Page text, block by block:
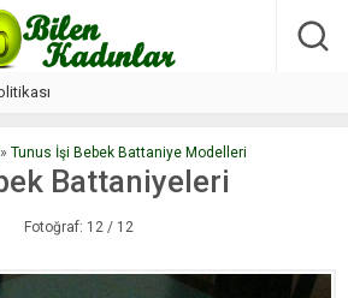
5 gün kala hayatını kaybetti
» Tunus İşi Bebek Battaniye Modelleri
Battaniyeleri
Fotoğraf: 12 / 12